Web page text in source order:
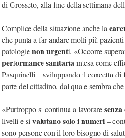
di Grosseto, alla fine della settimana
Complice della situazione anche la
che punta a far andare molti più
patologienon urgenti. «Occorre
performance sanitariaintesa come
Pasquinelli – sviluppando il concetto di
parte del cittadino, dal quale sembra
«Purtroppo si continua a lavorare
livelli e si valutano solo i numeri–
sono persone con il loro bisogno di